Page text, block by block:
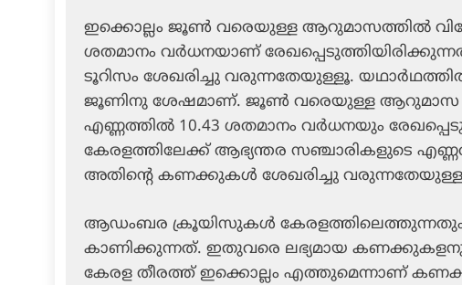
ഇക്കൊല്ലം ജൂണ്‍ വരെയുള്ള ആറുമാസത്തില്‍
ശതമാനം വര്‍ധനയാണ്
ടൂറിസം ശേഖരിച്ചു വരുന്നതേയുള്ളൂ.
ജൂണിനു ശേഷമാണ്. ജൂണ്‍ വരെയുള്ള ആറുമാസ
എണ്ണത്തില്‍ 10.43 ശതമാനം വര്‍ധനയും
കേരളത്തിലേക്ക് ആഭ്യന്തര സഞ്ചാരികളുടെ
അതിന്റെ കണക്കുകള്‍ ശേഖരിച്ചു
ആഡംബര ക്രൂയിസുകള്‍ കേരളത്തിലെത്തുന്നതും
കാണിക്കുന്നത്. ഇതുവരെ ലഭ്യമായ
കേരള തീരത്ത് ഇക്കൊല്ലം എത്തുമെന്നാണ്